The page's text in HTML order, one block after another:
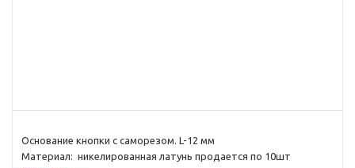
Основание кнопки с саморезом. L-12 мм
Материал: никелированная латунь продается по 10шт